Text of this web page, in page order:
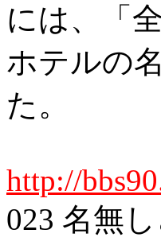
には、「
ホテルの
た。
http://
023 名無